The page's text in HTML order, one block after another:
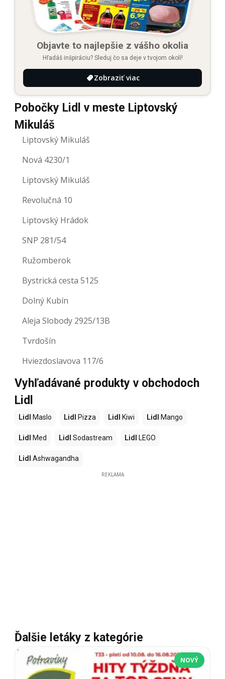
Objavte to najlepšie z vášho okolia
Hľadáš inšpiráciu? Sleduj čo sa deje v tvojom okolí!
Zobraziť viac
Pobočky Lidl v meste Liptovský
Mikuláš
Liptovský Mikuláš
Nová 4230/1
Liptovský Mikuláš
Revolučná 10
Liptovský Hrádok
SNP 281/54
Ružomberok
Bystrická cesta 5125
Dolný Kubín
Aleja Slobody 2925/13B
Tvrdošín
Hviezdoslavova 117/6
Vyhľadávané produkty v obchodoch
Lidl
Lidl Maslo Lidl Pizza Lidl Kiwi Lidl Mango
Lidl Med Lidl Sodastream Lidl LEGO
Lidl Ashwagandha
REKLAMA
Ďalšie letáky z kategórie
NOVÝ